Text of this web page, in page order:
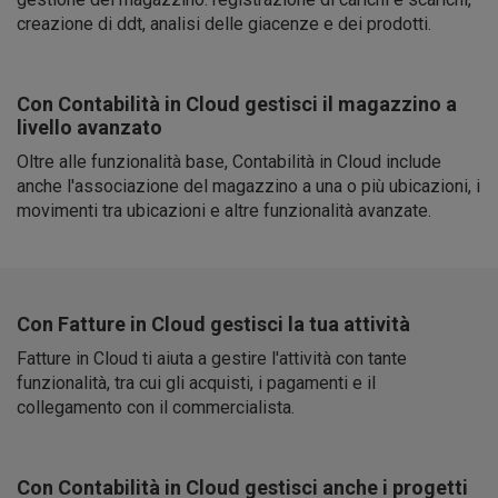
creazione di ddt, analisi delle giacenze e dei prodotti.
Con Contabilità in Cloud gestisci il magazzino a
livello avanzato
Oltre alle funzionalità base, Contabilità in Cloud include
anche l'associazione del magazzino a una o più ubicazioni, i
movimenti tra ubicazioni e altre funzionalità avanzate.
Con Fatture in Cloud gestisci la tua attività
Fatture in Cloud ti aiuta a gestire l'attività con tante
funzionalità, tra cui gli acquisti, i pagamenti e il
collegamento con il commercialista.
Con Contabilità in Cloud gestisci anche i progetti